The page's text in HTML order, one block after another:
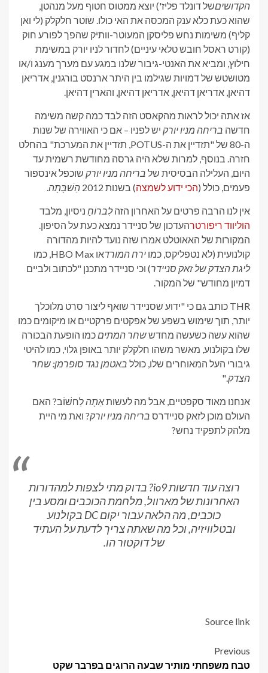
הקדושיםשל דונלד פליז') יוצא ממטוס חטוף מעל מנהטן,
שהוא כעת כלא ענק המכסה את האי כולו. שוטר חלקלק (לי ואן
קליף) משימות נחש פליסקן המעוטר-וותיק שהפך לפורע חוק
(קורט ראסל חובש טלאי עיניים) לחדור לניו יורק במשימת
חילוץ, ומביא את האנטי-גיבור שלנו במגע עם מערך מענג ו/או
מטושטש של דמויות שגילמו בין היתר ארנסט בורגנין, אדריאן
דהיאן, אדריאן דהיאן, אדריאן דהיאן, והארין דהיאן.
אז אתה יכול לראות מהקאסט הזה לבד כמה קשה משימה
חדשה בריחה מניו יורק יש לפניו – אם כי האווירה של שנות
ה-80 של "תזדיין את ה-POTUS, תזדיין את המערכת" בהחלט
חזרה. בנוסף, למרות שלא היה גרסה מחודשת רשמית עד
היום, העלילה הבסיסית של בריחה מניו יורק שוכפל אינספור
פעמים, כולל (הכי ידוע לשמצה) בשנות 2012 הַשׁבָּתָה.
אין לנו הרבה פרטים על האחרון הזהלִברוֹחַ ניסיון, מלבד
הוליווד ריפורטרהעדכון של סניידר נמצא כעת על הסיפון.
המקורות של האאוטלט אמרו שזה נועד להיות מהדורה
קולנועית (לא נטפליקס, כמו ירח המורדאו HBO Max, כמו
ליגת הצדק של זאק סניידר) וכי סניידר מתכנן "לכתוב ולביים
דמיון מחודש" של המקור.
THR כותב גם כי "ידוע שסניידר שואף ליצור סרט מלוכלך
יותר, תוך שימוש בשפע של אפקטים פרקטיים או מיקומים כמו
שהוא עשה כשעשה מחדששחר המתיםכמו הופעת הבכורה
שלו בקולנוע, מאשר משהו חלקלק יותר באופן גלוי, כמו להיטי
גיבורי העל המאוחרים שלו, כולל באטמן נגד סופרמן: שחר
הצדק."
אנחנו מאוד סקפטיים, אבל מה לעשותאַתָהלַחשׁוֹב? האם
העולם מוכן לזאק סניידרס בריחה מניו יורק? ואת מי היית
מלהק לתפקיד נחש?
רוצה עוד חדשות io9? בדוק מתי לצפות למהדורות
האחרונות של מארוול, מלחמת הכוכבים ומסע בין
כוכבים, מה הלאה עבור יקום DC בקולנוע
ובטלוויזיה, וכל מה שאתה צריך לדעת על העתיד
של דוקטור הו.
Source link
Post
Previous
טבח משפחתי מותיר שבעה הרוגים בפרבר שקט